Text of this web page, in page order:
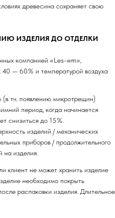
древесина сохраняет свою
ИЗДЕЛИЯ ДО ОТДЕЛКИ
компанией «Les-wm»,
40 — 60% и температурой воздуха
т.ч. появлению микротрещин)
период, когда начинается
снизиться до 15%.
изделий / механических
приборов / продолжительного
на изделия.
клиент не может хранить изделие
необходимо покрыть
распаковки изделия. Длительное